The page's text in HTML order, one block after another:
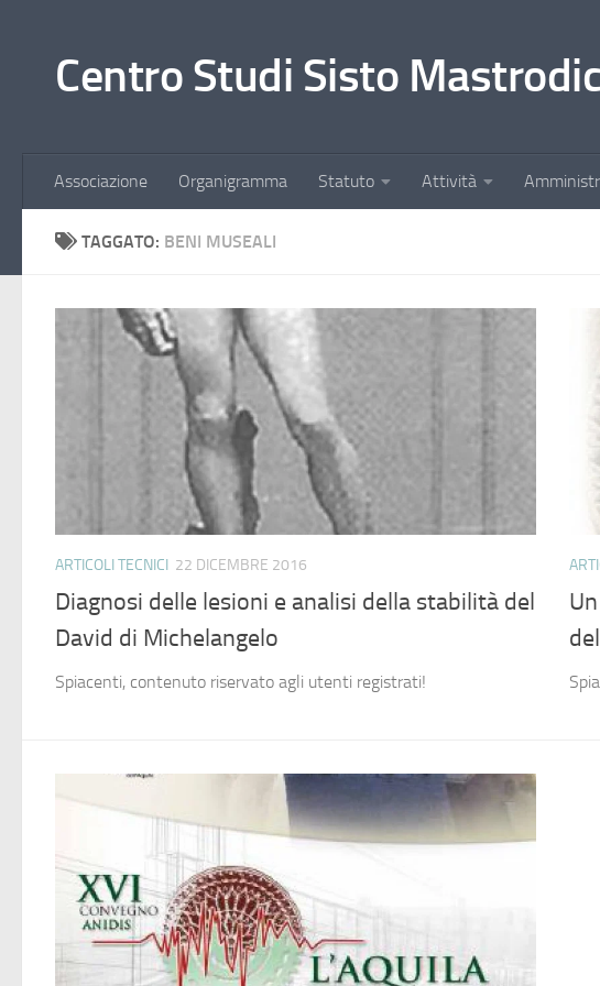
Centro Studi Sisto
Associazione Organigramma Statuto Attività
TAGGATO: BENI MUSEALI
ARTICOLI TECNICI 22 DICEMBRE 2016
Diagnosi delle lesioni e analisi della stabilità del
David di Michelangelo
Spiacenti, contenuto riservato agli utenti registrati!